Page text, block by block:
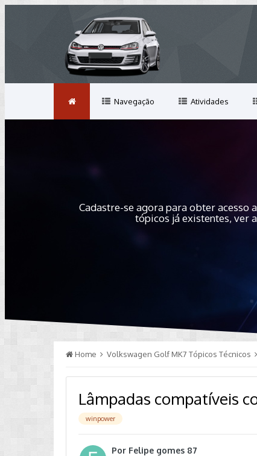
Navegação Atividades
Cadastre-se agora para obter acesso
tópicos já existentes, ver
Home Volkswagen Golf MK7 Tópicos Técnicos
Lâmpadas compatíveis
winpower
Por Felipe gomes 87